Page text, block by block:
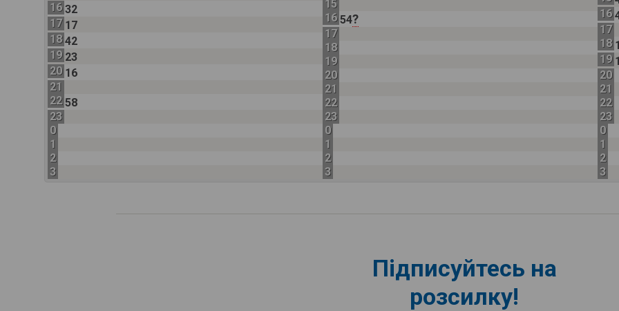
16 32
17 17
18 42
19 23
20 16
21
22 58
23
0
1
2
3
15
16 54?
17
18
19
20
21
22
23
0
1
2
3
16
17
18
19
20
21
22
23
0
1
2
3
Підписуйтесь на
розсилку!